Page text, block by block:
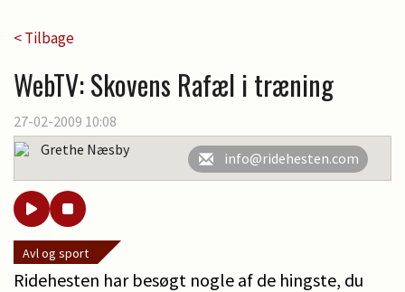
< Tilbage
WebTV: Skovens Rafæl i træning
27-02-2009 10:08
Grethe Næsby
info@ridehesten.com
Avl og sport
Ridehesten har besøgt nogle af de hingste, du